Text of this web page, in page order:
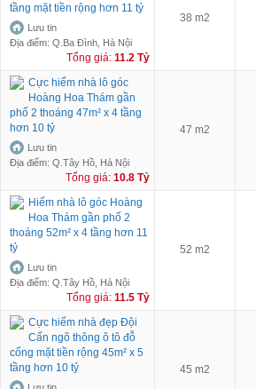
tầng mặt tiền rộng hơn 11 tỷ
Lưu tin
Địa điểm: Q.Ba Đình, Hà Nội
Tổng giá: 11.2 Tỷ
38 m2
Cực hiếm nhà lô góc
Hoàng Hoa Thám gần
phố 2 thoáng 47m² x 4 tầng
hơn 10 tỷ
Lưu tin
Địa điểm: Q.Tây Hồ, Hà Nội
Tổng giá: 10.8 Tỷ
47 m2
Hiếm nhà lô góc Hoàng
Hoa Thám gần phố 2
thoáng 52m² x 4 tầng hơn 11
tỷ
Lưu tin
Địa điểm: Q.Tây Hồ, Hà Nội
Tổng giá: 11.5 Tỷ
52 m2
Cực hiếm nhà đẹp Đội
Cấn ngõ thông ô tô đỗ
cổng mặt tiền rộng 45m² x 5
tầng hơn 10 tỷ
Lưu tin
45 m2